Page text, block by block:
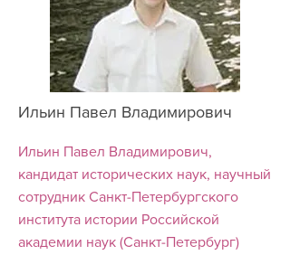
Ильин Павел Владимирович
Ильин Павел Владимирович,
кандидат исторических наук, научный
сотрудник Санкт-Петербургского
института истории Российской
академии наук (Санкт-Петербург)